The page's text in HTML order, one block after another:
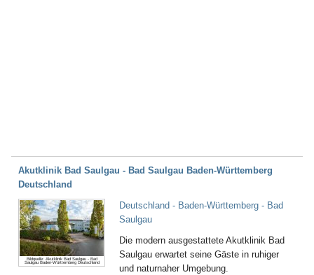
Akutklinik Bad Saulgau - Bad Saulgau Baden-Württemberg
Deutschland
Bildquelle: Akutklinik Bad Saulgau - Bad
Saulgau Baden-Württemberg Deutschland
Deutschland - Baden-Württemberg - Bad
Saulgau
Die modern ausgestattete Akutklinik Bad
Saulgau erwartet seine Gäste in ruhiger
und naturnaher Umgebung.